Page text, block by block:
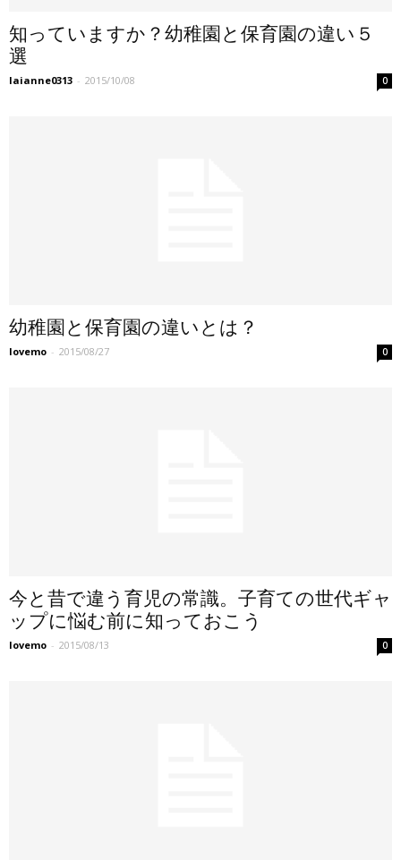
知っていますか？幼稚園と保育園の違い５
選
laianne0313 - 2015/10/08 0
幼稚園と保育園の違いとは？
lovemo - 2015/08/27 0
今と昔で違う育児の常識。子育ての世代ギャ
ップに悩む前に知っておこう
lovemo - 2015/08/13 0